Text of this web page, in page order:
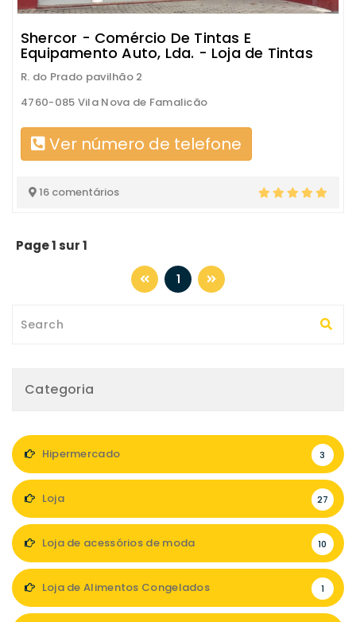
Shercor - Comércio De Tintas E
Equipamento Auto, Lda. - Loja de Tintas
R. do Prado pavilhão 2
4760-085 Vila Nova de Famalicão
Ver número de telefone
16 comentários
Page 1 sur 1
1
Categoria
Hipermercado 3
Loja 27
Loja de acessórios de moda 10
Loja de Alimentos Congelados 1